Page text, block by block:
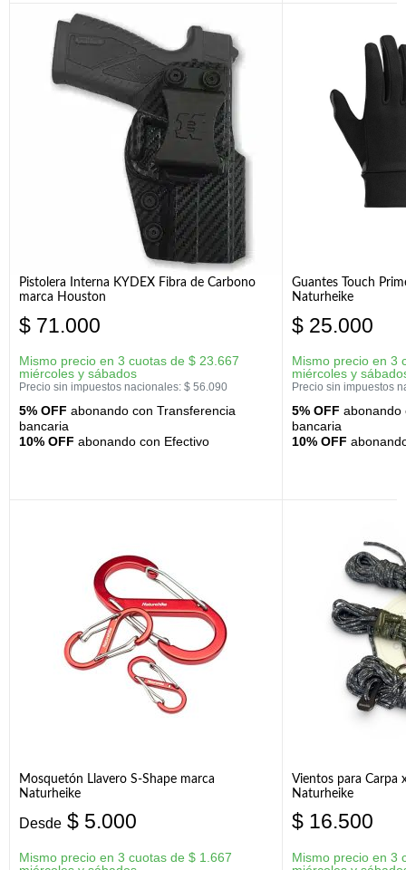
Pistolera Interna KYDEX Fibra de Carbono
marca Houston
$ 71.000
Mismo precio en 3 cuotas de $ 23.667
miércoles y sábados
Precio sin impuestos nacionales: $ 56.090
5% OFF abonando con Transferencia
bancaria
10% OFF abonando con Efectivo
Guantes Touch
Naturheike
$ 25.000
Mismo precio en 3
miércoles y
Precio sin impuestos
5% OFF abonando
bancaria
10% OFF
Mosquetón Llavero S-Shape marca
Naturheike
Desde $ 5.000
Mismo precio en 3 cuotas de $ 1.667
Vientos para Carpa
Naturheike
$ 16.500
Mismo precio en 3